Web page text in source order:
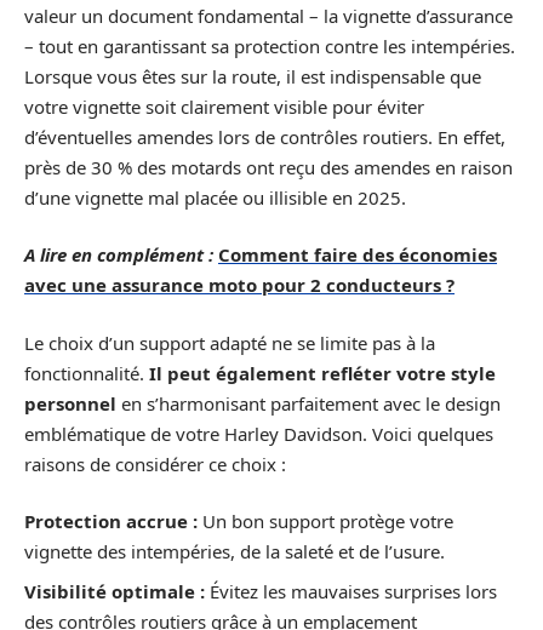
valeur un document fondamental – la vignette d’assurance
– tout en garantissant sa protection contre les intempéries.
Lorsque vous êtes sur la route, il est indispensable que
votre vignette soit clairement visible pour éviter
d’éventuelles amendes lors de contrôles routiers. En effet,
près de 30 % des motards ont reçu des amendes en raison
d’une vignette mal placée ou illisible en 2025.
A lire en complément : Comment faire des économies
avec une assurance moto pour 2 conducteurs ?
Le choix d’un support adapté ne se limite pas à la
fonctionnalité. Il peut également refléter votre style
personnel en s’harmonisant parfaitement avec le design
emblématique de votre Harley Davidson. Voici quelques
raisons de considérer ce choix :
Protection accrue : Un bon support protège votre
vignette des intempéries, de la saleté et de l’usure.
Visibilité optimale : Évitez les mauvaises surprises lors
des contrôles routiers grâce à un emplacement